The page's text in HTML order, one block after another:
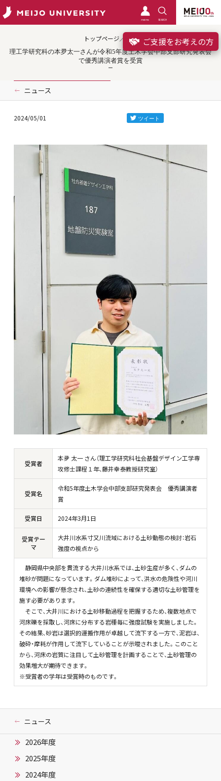
meimo SEARCH
ご支援をお考えの方
トップページ／受賞
理工学研究科の本夛太一さんが令和5年度土木学会中部支部研究発表会
で優秀講演者賞を受賞
ニュース
2024/05/01
受賞者
本夛 太一 さん（理工学研究科社会基盤デザイン工学専
攻修士課程１年、藤井幸泰教授研究室）
受賞名
令和5年度土木学会中部支部研究発表会 優秀講演者
賞
受賞日 2024年3月1日
受賞テー
マ
大井川水系寸又川流域における土砂動態の検討：岩石
強度の視点から
静岡県中央部を貫流する大井川水系では、土砂生産が多く、ダムの
堆砂が問題になっています。ダム堆砂によって、洪水の危険性や河川
環境への影響が懸念され、土砂の連続性を確保する適切な土砂管理を
施す必要があります。
そこで、大井川における土砂移動過程を把握するため、複数地点で
河床礫を採取し、河床に分布する岩種毎に強度試験を実施しました。
その結果、砂岩は選択的運搬作用が卓越して流下する一方で、泥岩は、
破砕・摩耗が作用して流下していることが示唆されました。このこと
から、河床の岩質に注目して土砂管理を計画することで、土砂管理の
効果増大が期待できます。
※受賞者の学年は受賞時のものです。
ニュース
2026年度
2025年度
2024年度